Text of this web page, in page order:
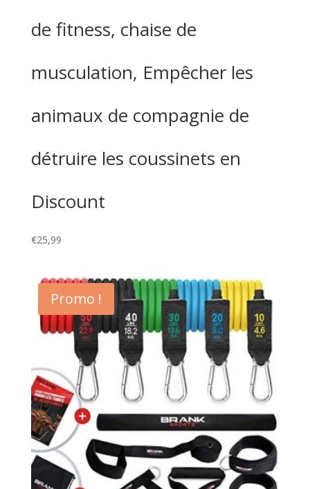
de fitness, chaise de
musculation, Empêcher les
animaux de compagnie de
détruire les coussinets en
Discount
€25,99
Promo !